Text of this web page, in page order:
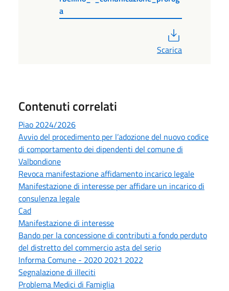
a
Scarica
Contenuti correlati
Piao 2024/2026
Avvio del procedimento per l’adozione del nuovo codice
di comportamento dei dipendenti del comune di
Valbondione
Revoca manifestazione affidamento incarico legale
Manifestazione di interesse per affidare un incarico di
consulenza legale
Cad
Manifestazione di interesse
Bando per la concessione di contributi a fondo perduto
del distretto del commercio asta del serio
Informa Comune - 2020 2021 2022
Segnalazione di illeciti
Problema Medici di Famiglia